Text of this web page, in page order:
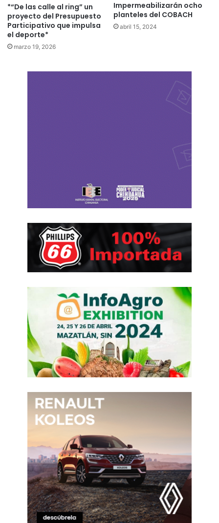
*“De las calle al ring” un
proyecto del Presupuesto
Participativo que impulsa
el deporte*
marzo 19, 2026
Impermeabilizarán ocho
planteles del COBACH
abril 15, 2024